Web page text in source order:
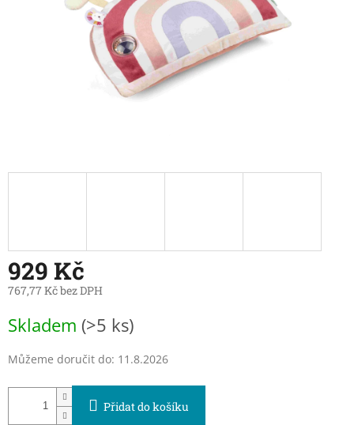
929 Kč
767,77 Kč bez DPH
cena:
Skladem (>5 ks)
Můžeme doručit do: 11.8.2026
Přidat do košíku